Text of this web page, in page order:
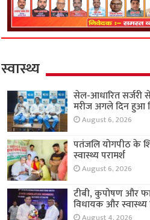
स्वास्थ्य
सेल-आधारित सर्जरी
मरीज अगले दिन हुआ
August 6, 2026
पतंजलि योगपीठ के
स्वास्थ्य परामर्श
August 6, 2026
टीबी, कुपोषण और
विधायक और स्वास्थ्य